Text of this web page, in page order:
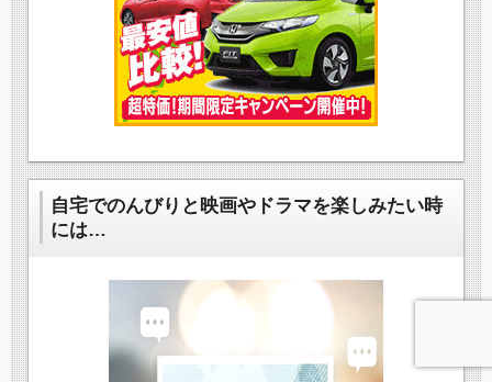
自宅でのんびりと映画やドラマを楽しみたい時
には…